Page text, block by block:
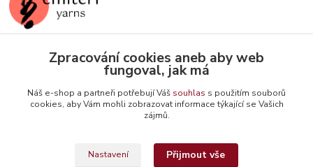
Jana Slámová
+420 608 507 824
info@emiteriyarns.cz
Zpracování cookies aneb aby web
fungoval, jak má
Náš e-shop a partneři potřebují Váš souhlas s použitím souborů
cookies, aby Vám mohli zobrazovat informace týkající se Vašich
zájmů.
Nastavení Přijmout vše